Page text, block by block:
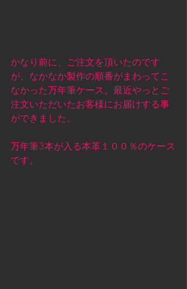
かなり前に、ご注文を頂いたのです
が、なかなか製作の順番がまわってこ
なかった万年筆ケース。最近やっとご
注文いただいたお客様にお届けする事
ができました。
万年筆3本が入る本革１００％のケース
です。